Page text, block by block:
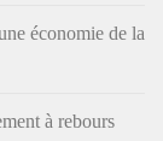
économie de la
à rebours